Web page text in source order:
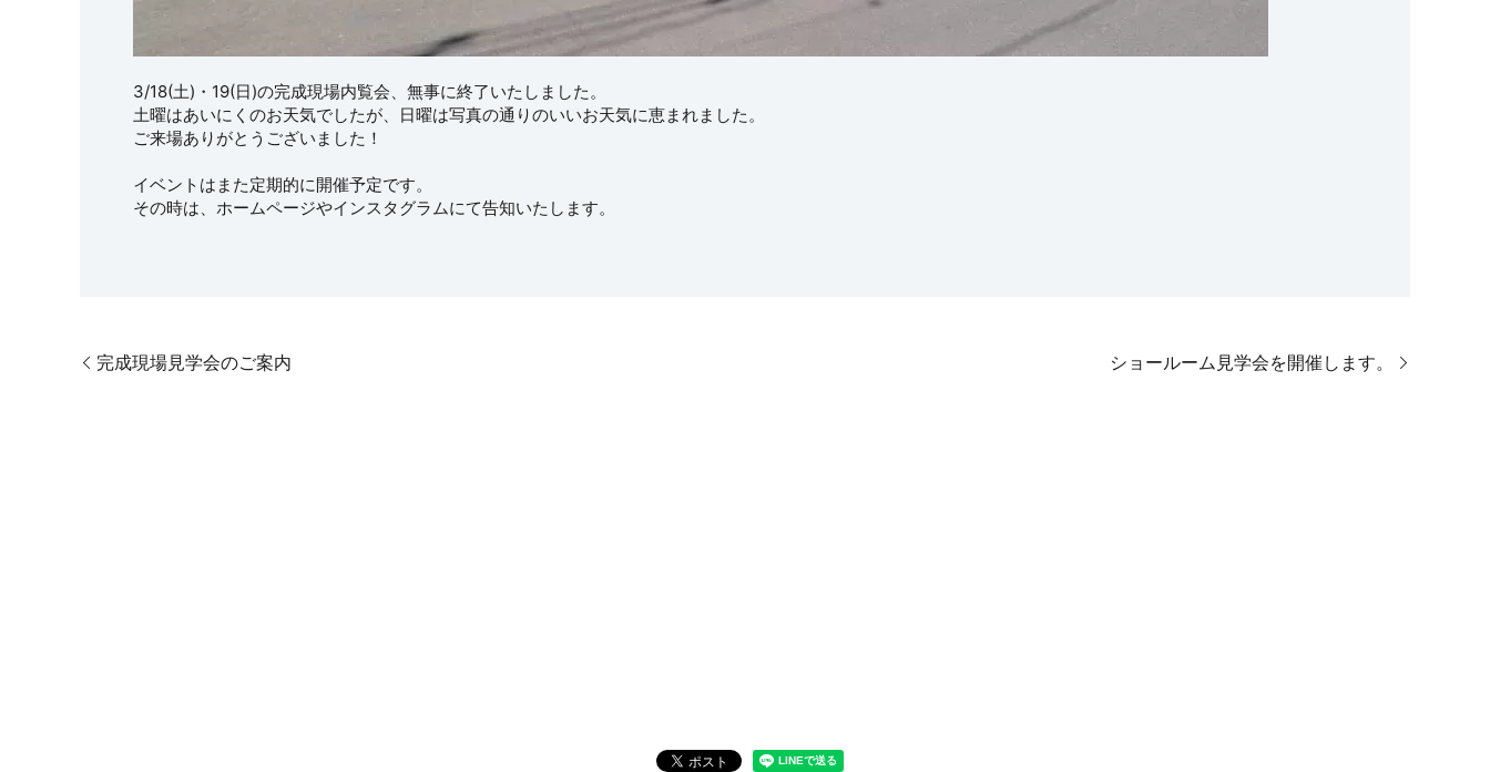
3/18(土)・19(日)の完成現場内覧会、無事に終了いたしました。
土曜はあいにくのお天気でしたが、日曜は写真の通りのいいお天気に恵まれました。
ご来場ありがとうございました！
イベントはまた定期的に開催予定です。
その時は、ホームページやインスタグラムにて告知いたします。
完成現場見学会のご案内 ショールーム見学会を開催します。